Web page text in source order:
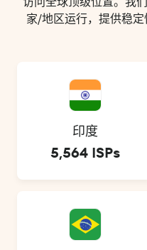
家/地区运行，提供稳
印度
5,564 ISPs